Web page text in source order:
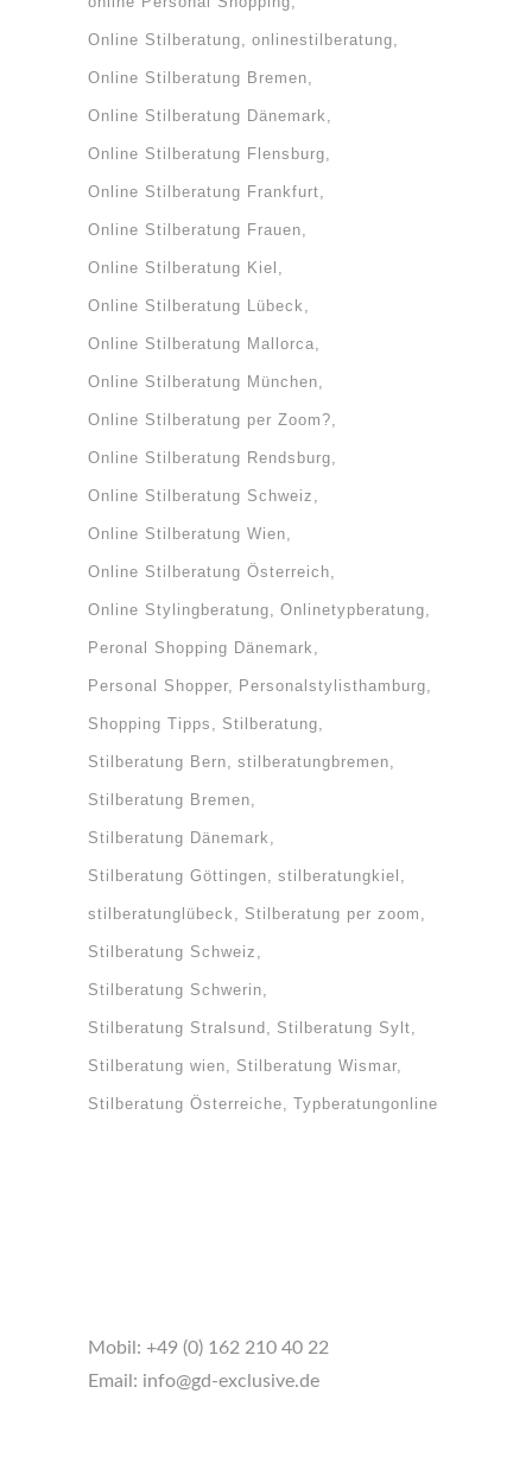
Online Stilberatung onlinestilberatung
Online Stilberatung Bremen
Online Stilberatung Dänemark
Online Stilberatung Flensburg
Online Stilberatung Frankfurt
Online Stilberatung Frauen
Online Stilberatung Kiel
Online Stilberatung Lübeck
Online Stilberatung Mallorca
Online Stilberatung München
Online Stilberatung per Zoom?
Online Stilberatung Rendsburg
Online Stilberatung Schweiz
Online Stilberatung Wien
Online Stilberatung Österreich
Online Stylingberatung Onlinetypberatung
Peronal Shopping Dänemark
Personal Shopper Personalstylisthamburg
Shopping Tipps Stilberatung
Stilberatung Bern stilberatungbremen
Stilberatung Bremen
Stilberatung Dänemark
Stilberatung Göttingen stilberatungkiel
stilberatunglübeck Stilberatung per zoom
Stilberatung Schweiz
Stilberatung Schwerin
Stilberatung Stralsund Stilberatung Sylt
Stilberatung wien Stilberatung Wismar
Stilberatung Österreiche Typberatungonline
Mobil: +49 (0) 162 210 40 22
Email: info@gd-exclusive.de